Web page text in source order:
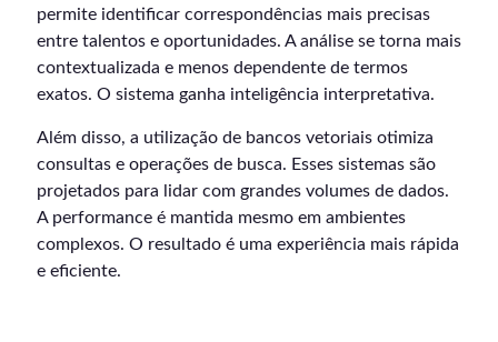
permite identificar correspondências mais precisas
entre talentos e oportunidades. A análise se torna mais
contextualizada e menos dependente de termos
exatos. O sistema ganha inteligência interpretativa.
Além disso, a utilização de bancos vetoriais otimiza
consultas e operações de busca. Esses sistemas são
projetados para lidar com grandes volumes de dados.
A performance é mantida mesmo em ambientes
complexos. O resultado é uma experiência mais rápida
e eficiente.